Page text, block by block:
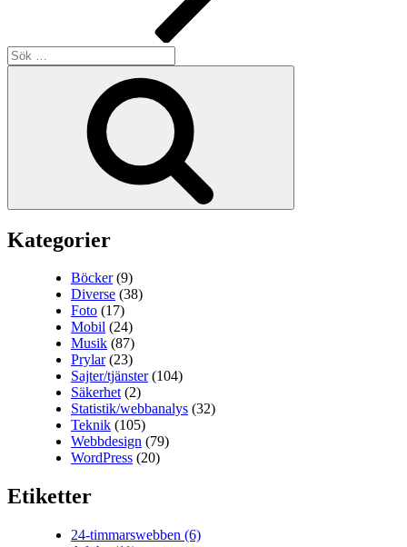
Sök
efter:
Kategorier
Böcker(9)
Diverse (38)
Foto (17)
Mobil (24)
Musik (87)
Prylar(23)
Sajter/tjänster(104)
Säkerhet(2)
Statistik/webbanalys (32)
Teknik (105)
Webbdesign (79)
WordPress (20)
Etiketter
24-timmarswebben (6)